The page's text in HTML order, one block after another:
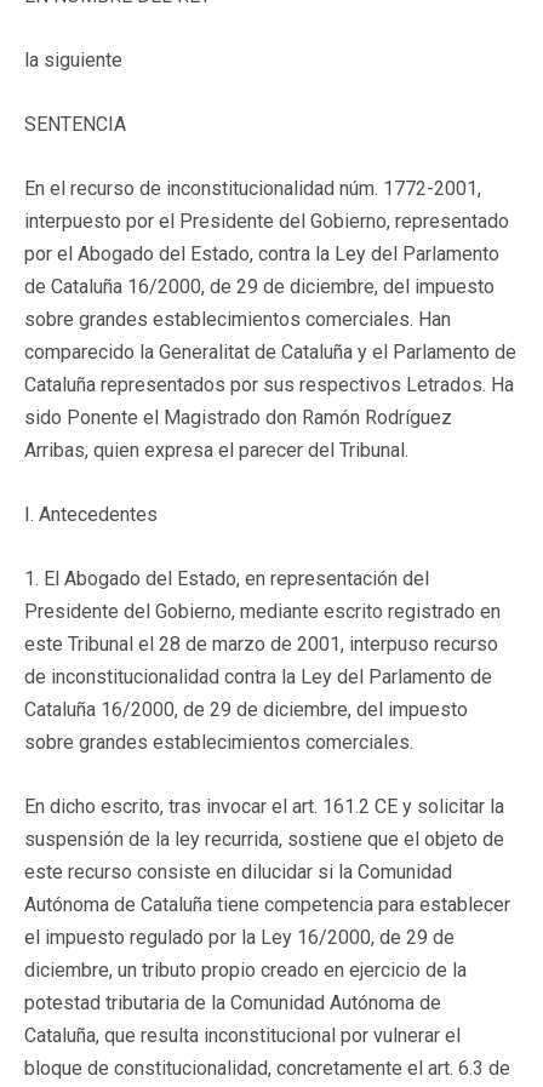
la siguiente
SENTENCIA
En el recurso de inconstitucionalidad núm. 1772-2001,
interpuesto por el Presidente del Gobierno, representado
por el Abogado del Estado, contra la Ley del Parlamento
de Cataluña 16/2000, de 29 de diciembre, del impuesto
sobre grandes establecimientos comerciales. Han
comparecido la Generalitat de Cataluña y el Parlamento de
Cataluña representados por sus respectivos Letrados. Ha
sido Ponente el Magistrado don Ramón Rodríguez
Arribas, quien expresa el parecer del Tribunal.
I. Antecedentes
1. El Abogado del Estado, en representación del
Presidente del Gobierno, mediante escrito registrado en
este Tribunal el 28 de marzo de 2001, interpuso recurso
de inconstitucionalidad contra la Ley del Parlamento de
Cataluña 16/2000, de 29 de diciembre, del impuesto
sobre grandes establecimientos comerciales.
En dicho escrito, tras invocar el art. 161.2 CE y solicitar la
suspensión de la ley recurrida, sostiene que el objeto de
este recurso consiste en dilucidar si la Comunidad
Autónoma de Cataluña tiene competencia para establecer
el impuesto regulado por la Ley 16/2000, de 29 de
diciembre, un tributo propio creado en ejercicio de la
potestad tributaria de la Comunidad Autónoma de
Cataluña, que resulta inconstitucional por vulnerar el
bloque de constitucionalidad, concretamente el art. 6.3 de